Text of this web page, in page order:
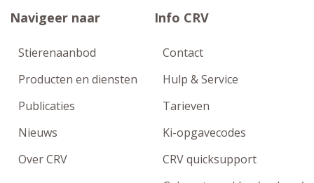
Navigeer naar
Stierenaanbod
Producten en diensten
Publicaties
Nieuws
Over CRV
Info CRV
Contact
Hulp & Service
Tarieven
Ki-opgavecodes
CRV quicksupport